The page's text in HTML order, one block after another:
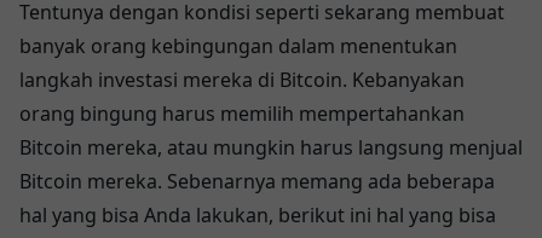
Tentunya dengan kondisi seperti sekarang membuat
banyak orang kebingungan dalam menentukan
langkah investasi mereka di Bitcoin. Kebanyakan
orang bingung harus memilih mempertahankan
Bitcoin mereka, atau mungkin harus langsung menjual
Bitcoin mereka. Sebenarnya memang ada beberapa
hal yang bisa Anda lakukan, berikut ini hal yang bisa